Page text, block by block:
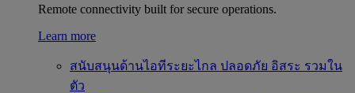
Remote connectivity built for secure operations.
Learn more
สนับสนุนด้านไอทีระยะไกล ปลอดภัย อิสระ รวมใน
ตัว